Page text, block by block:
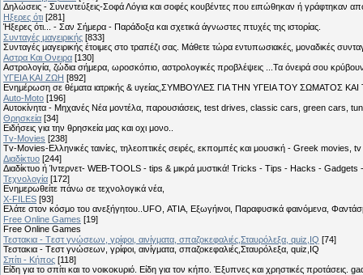
Δηλώσεις - Συνεντεύξεις-Σοφά Λόγια και σοφές κουβέντες που ειπώθηκαν ή
Hξερες ότι [281]
Ήξερες ότι... - Σαν Σήμερα - Παράδοξα και σχετικά άγνωστες πτυχές της ιστορίας.
Συνταγές μαγειρικής [833]
Συνταγές μαγειρικής έτοιμες στο τραπέζι σας. Μάθετε τώρα εντυπωσιακές, μοναδικές
Αστρα Και Ονειρα [130]
Αστρολογία, ζώδια σήμερα, ωροσκόπιο, αστρολογικές προβλέψεις ...Τα όνειρά σου
ΥΓΕΙΑ ΚΑΙ ΖΩΗ [892]
Eνημέρωση σε θέματα ιατρικής & υγείας,ΣΥΜΒΟΥΛΕΣ ΓΙΑ ΤΗΝ ΥΓΕΙΑ ΤΟΥ ΣΩΜΑΤΟΣ
Auto-Moto [196]
Αυτοκίνητα - Μηχανές Νέα μοντέλα, παρουσιάσεις, test drives, classic cars, green cars,
Θρησκεία [34]
Ειδήσεις για την θρησκεία μας και οχι μονο..
Tv-Movies [238]
Tv-Movies-Ελληνικές ταινίες, τηλεοπτικές σειρές, εκπομπές και μουσική - Greek movies,
Διαδίκτυο [244]
Διαδίκτυο ή Ίντερνετ- WEB-TOOLS - tips & μικρά μυστικά! Tricks - Tips - Hacks - Gadgets
Τεχνολογία [172]
Ενημερωθείτε πάνω σε τεχνολογικά νέα,
X-FILES [93]
Ελάτε στον κόσμο του ανεξήγητου..UFO, ΑΤΙΑ, Εξωγήινοι, Παραφυσικά φαινόμενα,
Free Online Games [19]
Free Online Games
Τεστακια - Tεστ γνώσεων, γρίφοι, αινίγματα, σπαζοκεφαλιές,Σταυρόλεξα, quiz,IQ [74]
Τεστακια - Tεστ γνώσεων, γρίφοι, αινίγματα, σπαζοκεφαλιές,Σταυρόλεξα, quiz,IQ
Σπίτι - Κήπος [118]
Είδη για το σπίτι και το νοικοκυριό. Είδη για τον κήπο. Έξυπνες και χρηστικές προτάσεις.